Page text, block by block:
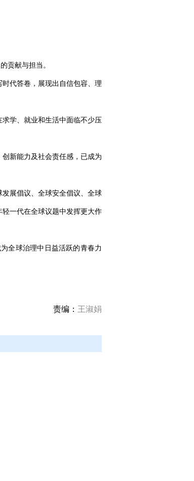
贡献与担当。
代答卷，展现出自信包容、理
学、就业和生活中面临不少压
新能力及社会责任感，已成为
展倡议、全球安全倡议、全球
一代在全球议题中发挥更大作
全球治理中日益活跃的青春力
责编： 王淑娟